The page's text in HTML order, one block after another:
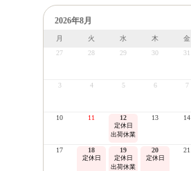
2026年8月
月 火 水 木 金
27
28 29 30 31
3 4 5 6 7
10 11 12
定休日
出荷休業
13 14
17 18
定休日
19
定休日
出荷休業
20
定休日
21